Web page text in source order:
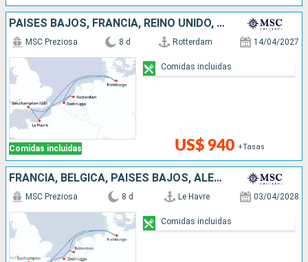
PAISES BAJOS, FRANCIA, REINO UNIDO, ALEMANIA, BÉLGICA
Comidas incluidas
MSC Preziosa 8 d Rotterdam 14/04/2027
US$ 940 +Tasas
Comidas incluidas
FRANCIA, BÉLGICA, PAISES BAJOS, ALEMANIA, REINO UNIDO
MSC Preziosa 8 d Le Havre 03/04/2028
Comidas incluidas